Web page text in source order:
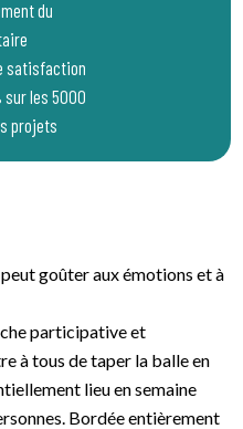
du
satisfaction
sur les 5000
projets
goûter aux émotions et à
participative et
à tous de taper la balle en
lieu en semaine
Bordée entièrement